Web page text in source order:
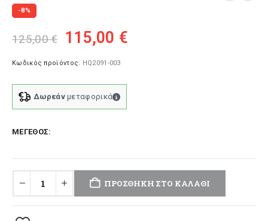
-8%
125,00€
Original
was:
125,00 €.
115,00 €
Κωδικός προϊόντος: HQ2091-003
Δωρεάνμεταφορικά
ΜΈΓΕΘΟΣ
ΠΡΟΣΘΉΚΗ ΣΤΟ ΚΑΛΆΘΙ